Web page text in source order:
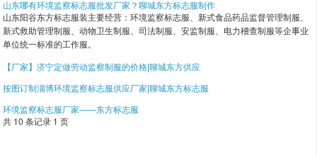
山东哪有环境监察标志服批发厂家？聊城东方标志服制作
山东阳谷东方标志服装主要经营：环境监察标志服、新式食品药品监督管理制服、
新式救助管理制服、动物卫生制服、司法制服、安监制服、电力稽查制服等企事业
单位统一标准的工作服。
【厂家】济宁定做劳动监察制服的价格|聊城东方供应
按图订制淄博环境监察标志服供应厂家|聊城东方标志服
环境监察标志服厂家——东方标志服
共 10 条记录 1 页